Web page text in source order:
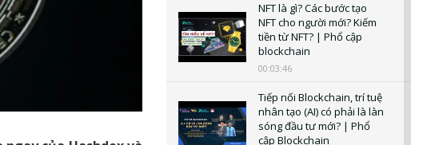
NFT là gì? Các bước tạo
NFT cho người mới? Kiếm
tiền từ NFT? | Phổ cập
blockchain
00:03:46
Tiếp nối Blockchain, trí tuệ
nhân tạo (AI) có phải là làn
sóng đầu tư mới? | Phổ
cập Blockchain